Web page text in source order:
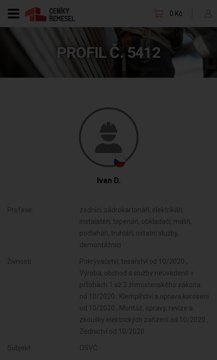
0 Kč
PROFIL Č. 5412
Ivan D.
Profese:
zedníci, sádrokartonáři, elektrikáři,
instalatéři, topenáři, obkladači, malíři,
podlaháři, truhláři, ostatní služby,
demontážníci
Živnosti:
Pokrývačství, tesařství od 10/2020 ,
Výroba, obchod a služby neuvedené v
přílohách 1 až 3 živnostenského zákona
od 10/2020 , Klempířství a oprava karoserií
od 10/2020 , Montáž, opravy, revize a
zkoušky elektrických zařízení od 10/2020 ,
Zednictví od 10/2020
Subjekt: OSVČ